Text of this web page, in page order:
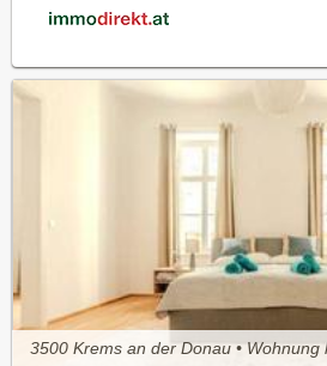
3500 Krems an der Donau • Wohnung